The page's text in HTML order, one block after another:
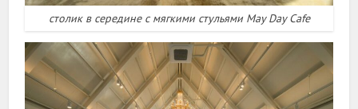
столик в середине с мягкими стульями May Day Cafe